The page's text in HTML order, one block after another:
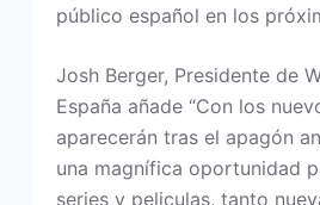
público español en los
Josh Berger, Presidente de
España añade “Con los
aparecerán tras el apagón
una magnífica oportunidad
series y peliculas, tanto